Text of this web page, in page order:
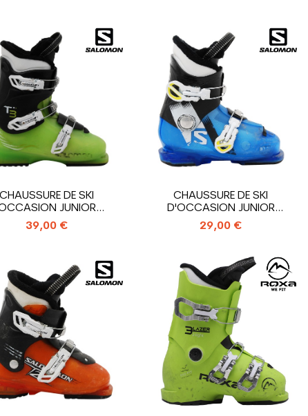
CHAUSSURE DE SKI
JUNIOR
T3_3 CROCHETS
39,00 €
CHAUSSURE DE SKI
D'OCCASION JUNIOR
SALOMON T2_2...
29,00 €